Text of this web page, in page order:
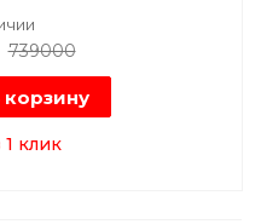
739000
корзину
клик